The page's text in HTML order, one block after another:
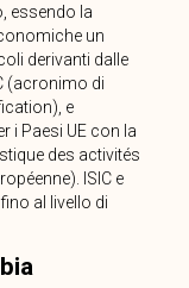
essendo la
un
derivanti dalle
(acronimo di
e
i Paesi UE con la
des activités
ISIC e
al livello di